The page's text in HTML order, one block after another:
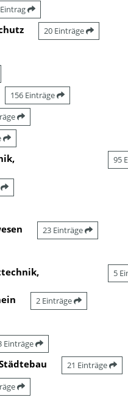
20 Einträge
156 Einträge
95
23 Einträge
5
2 Einträge
Einträge
21 Einträge